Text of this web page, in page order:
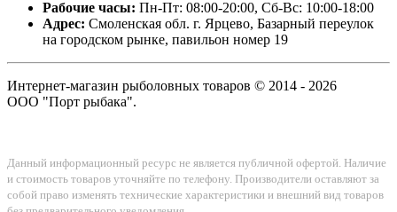
Рабочие часы: Пн-Пт: 08:00-20:00, Сб-Вс: 10:00-18:00
Адрес: Смоленская обл. г. Ярцево, Базарный переулок
на городском рынке, павильон номер 19
Интернет-магазин рыболовных товаров © 2014 - 2026
ООО "Порт рыбака".
Данный информационный ресурс не является публичной офертой. Наличие
и стоимость товаров уточняйте по телефону. Производители оставляют за
собой право изменять технические характеристики и внешний вид товаров